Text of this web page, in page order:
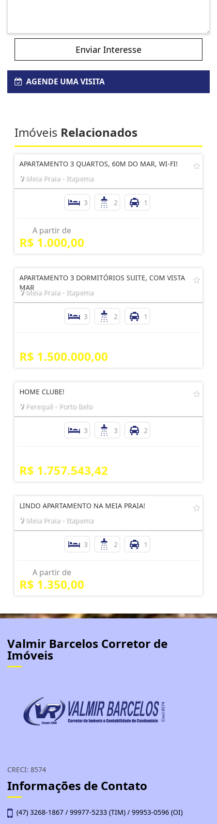
Enviar Interesse
AGENDE UMA VISITA
Imóveis Relacionados
APARTAMENTO 3 QUARTOS, 60M DO MAR, WI-FI!
Meia Praia - Itapema
3 2 1
A partir de
R$ 1.000,00
APARTAMENTO 3 DORMITÓRIOS SUITE, COM VISTA
MAR
Meia Praia - Itapema
3 2 1
R$ 1.500.000,00
HOME CLUBE!
Perequê - Porto Belo
3 3 2
R$ 1.757.543,42
LINDO APARTAMENTO NA MEIA PRAIA!
Meia Praia - Itapema
3 2 1
A partir de
R$ 1.350,00
Valmir Barcelos Corretor de
Imóveis
CRECI: 8574